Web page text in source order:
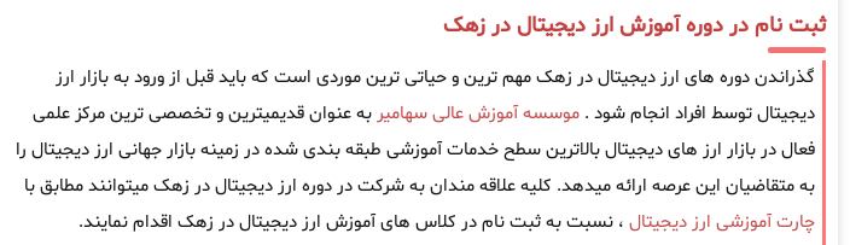
ثبت نام در دوره آموزش ارز دیجیتال در زهک
گذراندن دوره های ارز دیجیتال در زهک مهم ترین و حیاتی ترین موردی است که باید قبل از ورود به بازار ارز
دیجیتال توسط افراد انجام شود . موسسه آموزش عالی سهامیربه عنوان قدیمیترین و تخصصی ترین مرکز علمی
فعال در بازار ارز های دیجیتال بالاترین سطح خدمات آموزشی طبقه بندی شده در زمینه بازار جهانی ارز دیجیتال را
به متقاضیان این عرصه ارائه میدهد. کلیه علاقه مندان به شرکت در دوره ارز دیجیتال در زهک میتوانند مطابق با
چارت آموزشی ارز دیجیتال ، نسبت به ثبت نام در کلاس های آموزش ارز دیجیتال در زهک اقدام نمایند.